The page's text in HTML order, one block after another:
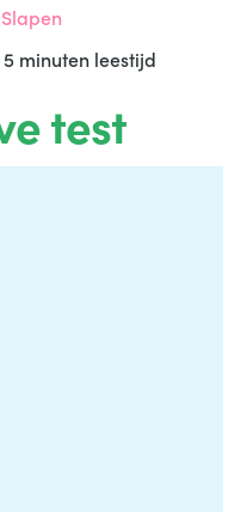
Slapen
5 minuten leestijd
test